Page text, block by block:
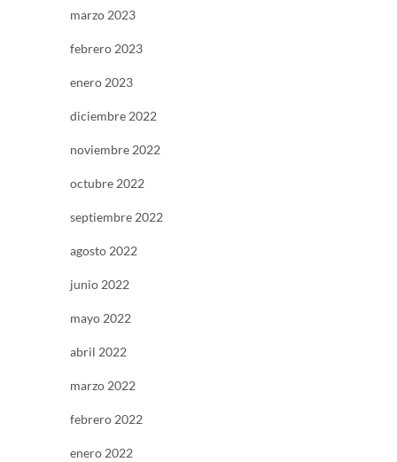
marzo 2023
febrero 2023
enero 2023
diciembre 2022
noviembre 2022
octubre 2022
septiembre 2022
agosto 2022
junio 2022
mayo 2022
abril 2022
marzo 2022
febrero 2022
enero 2022